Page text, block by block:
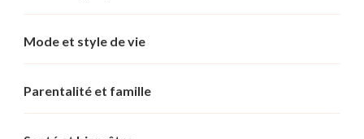
Mode et style de vie
Parentalité et famille